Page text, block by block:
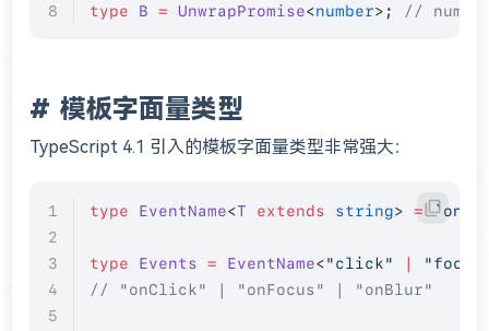
type B = UnwrapPromise<number>; //
模板字面量类型
TypeScript 4.1 引入的模板字面量类型非常强大：
type EventName<T extends string> = `on${
type Events = EventName<"click" |
// "onClick" | "onFocus" | "onBlur"